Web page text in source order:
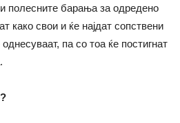
полесните барања за одредено
како свои и ќе најдат сопствени
па со тоа ќе постигнат